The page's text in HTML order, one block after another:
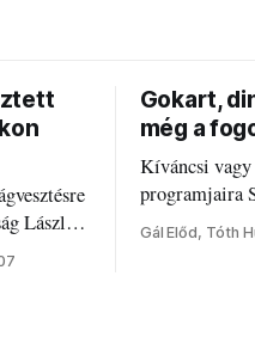
László
Gokart,
még a
Kíváncsi vagy
programjaira
Nálunk
fogaddal, a
Gál Előd, Tóth